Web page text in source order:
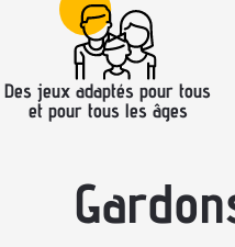
Des jeux adaptés pour tous
et pour tous les âges